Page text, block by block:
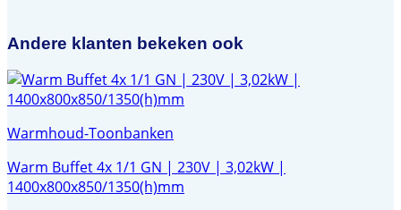
Andere klanten bekeken ook
Warmhoud-Toonbanken
Warm Buffet 4x 1/1 GN | 230V | 3,02kW |
1400x800x850/1350(h)mm